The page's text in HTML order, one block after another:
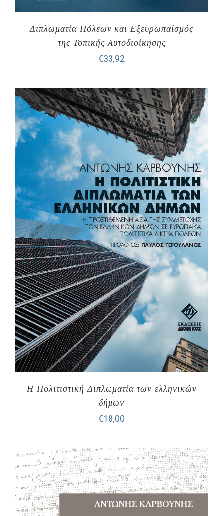
Διπλωματία Πόλεων και Εξευρωπαϊσμός
της Τοπικής Αυτοδιοίκησης
€33,92
Η Πολιτιστική Διπλωματία των ελληνικών
δήμων
€18,00